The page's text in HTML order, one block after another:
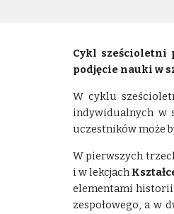
Cykl sześcioletni
podjęcie nauki w
W cyklu
indywidualnych w
uczestników może
W pierwszych
i w lekcjach
elementami
zespołowego, a w